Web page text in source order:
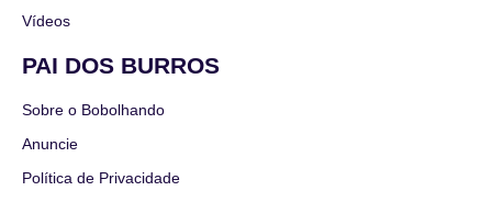
Vídeos
PAI DOS BURROS
Sobre o Bobolhando
Anuncie
Política de Privacidade